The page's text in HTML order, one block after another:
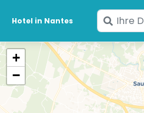
Hotel in Nantes
Geben
Sie
Ihre
Daten
ein
+
−